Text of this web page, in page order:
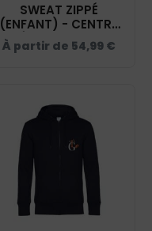
SWEAT ZIPPÉ
(ENFANT) - CENTRE
ÉQUESTRE LA
GRENADIERE - NAVY -
À partir de 54,99 €